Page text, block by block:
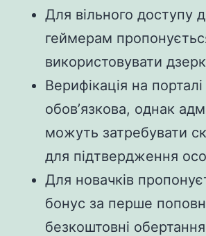
Для вільного доступу
геймерам
використовувати
Верифікація на
обовʼязкова, однак
можуть затребувати
для підтвердження
Для новачків
бонус за перше
безкоштовні